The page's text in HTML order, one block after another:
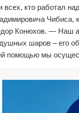
всех, кто работал
Чибиса,
Конюхов. — Наш
шаров – его
помощью мы